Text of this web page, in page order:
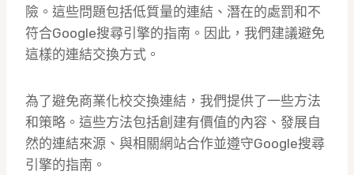
險。這些問題包括低質量的連結、潛在的處罰和不
符合Google搜尋引擎的指南。因此，我們建議避免
這樣的連結交換方式。
為了避免商業化校交換連結，我們提供了一些方法
和策略。這些方法包括創建有價值的內容、發展自
然的連結來源、與相關網站合作並遵守Google搜尋
引擎的指南。